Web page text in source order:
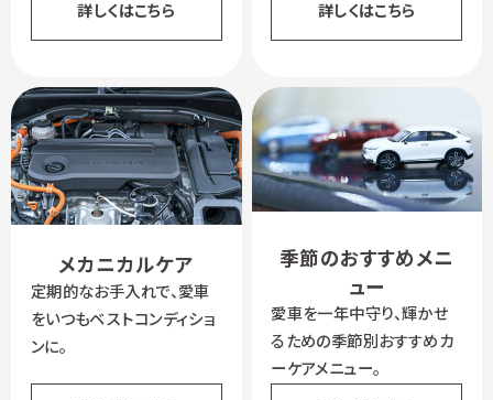
詳しくはこちら 詳しくはこちら
メカニカルケア
定期的なお手入れで、愛車
をいつもベストコンディショ
ンに。
季節のおすすめメニ
ュー
愛車を一年中守り、輝かせ
るための季節別おすすめカ
ーケアメニュー。